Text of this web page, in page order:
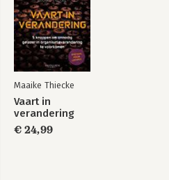
3.1 Organisatieverandering
54
3.2 Teamontwikkeling
3.3 Persoonlijke ontwikkeling
filmfragmenten 57
4.1 Verschillen in waarneming,
4.2 Hoe benut je het fotomateriaal
4.3 Hoe benut je het
Maaike Thiecke
Vaart in
verandering
€ 24,99